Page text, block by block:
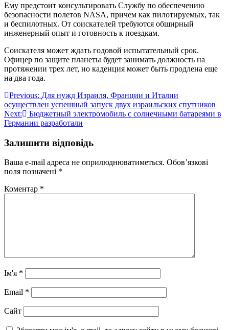
Ему предстоит консультировать Службу по обеспечению
безопасности полетов NASA, причем как пилотируемых, так
и беспилотных. От соискателей требуются обширный
инженерный опыт и готовность к поездкам.
Соискателя может ждать годовой испытательный срок.
Офицер по защите планеты будет занимать должность на
протяжении трех лет, но каденция может быть продлена еще
на два года.
Навігація
записів
Previous: Для нужд Израиля, Франции и Италии
осуществлен успешный запуск двух израильских спутников
Next:
Бюджетный электромобиль с солнечными батареями в
Германии разработали
Залишити відповідь
Ваша e-mail адреса не оприлюднюватиметься. Обов’язкові
поля позначені *
Коментар *
Ім'я *
Email *
Сайт